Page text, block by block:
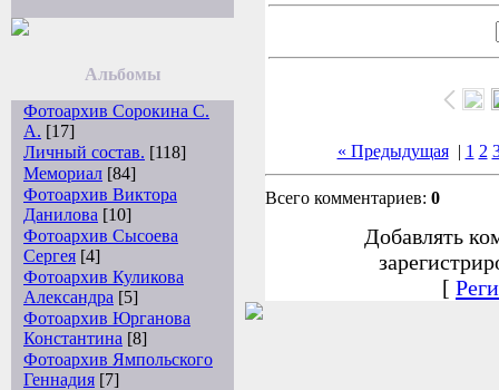
Альбомы
Фотоархив Сорокина С.
А. [17]
Личный состав. [118]
Мемориал [84]
Фотоархив Виктора
Данилова [10]
Фотоархив Сысоева
Сергея [4]
Фотоархив Куликова
Александра [5]
Фотоархив Юрганова
Константина [8]
Фотоархив Ямпольского
Геннадия [7]
« Предыдущая| 1 2
Всего комментариев: 0
Добавлять
[